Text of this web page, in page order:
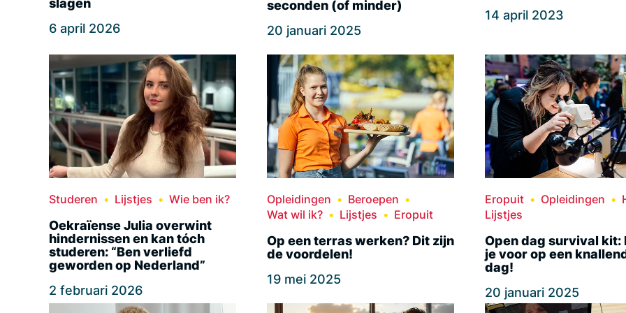
slagen
6 april 2026
seconden (of minder)
20 januari 2025
14 april 2023
Studeren Lijstjes Wie ben ik?
Oekraïense Julia overwint
hindernissen en kan tóch
studeren: “Ben verliefd
geworden op Nederland”
2 februari 2026
Opleidingen
Beroepen
Wat wil ik?
Lijstjes Eropuit
Op een terras werken? Dit zijn
de voordelen!
19 mei 2025
Eropuit Opleidingen
Lijstjes
Open dag survival kit:
je voor op een
dag!
20 januari 2025